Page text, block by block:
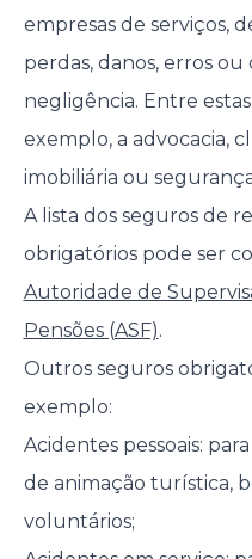
empresas de serviços,
perdas, danos, erros ou
negligência. Entre
exemplo, a advocacia,
imobiliária ou
A lista dos seguros de
obrigatórios pode ser
Autoridade de
Pensões (ASF).
Outros seguros
exemplo:
Acidentes pessoais:
de animação turística,
voluntários;